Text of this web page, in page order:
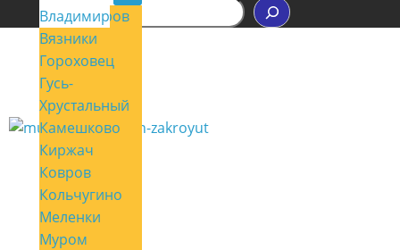
Владимир
Александров
Вязники
Гороховец
Гусь-
Хрустальный
Камешково
Киржач
Ковров
Кольчугино
Меленки
Муром